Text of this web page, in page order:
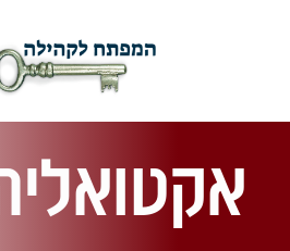
אקטואליה